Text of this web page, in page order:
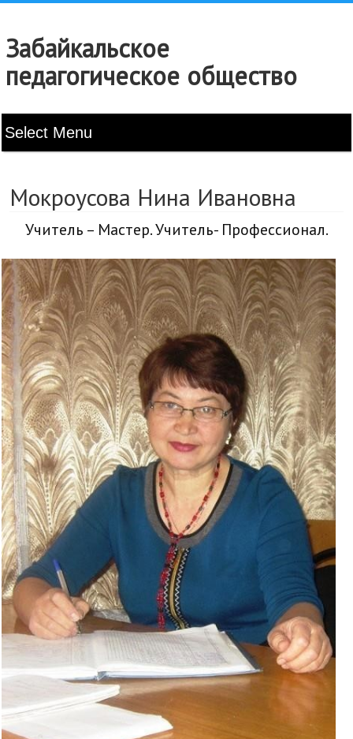
Забайкальское
педагогическое общество
Мокроусова Нина Ивановна
Учитель – Мастер. Учитель- Профессионал.